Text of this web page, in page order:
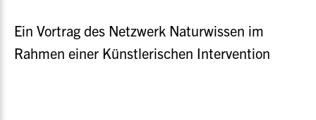
Ein Vortrag des Netzwerk Naturwissen im
Rahmen einer Künstlerischen Intervention